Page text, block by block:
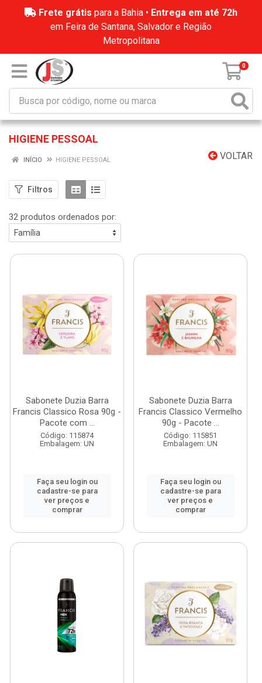
Frete grátis para a Bahia • Entrega em até 72h
em Feira de Santana, Salvador e Região
Metropolitana
0
HIGIENE PESSOAL
VOLTAR
INÍCIO HIGIENE PESSOAL
Filtros
32 produtos ordenados por:
Sabonete Duzia Barra
Francis Classico Rosa 90g -
Pacote com ...
Código: 115874
Embalagem: UN
Faça seu login ou
cadastre-se para
ver preços e
comprar
Sabonete Duzia Barra
Francis Classico Vermelho
90g - Pacote ...
Código: 115851
Embalagem: UN
Faça seu login ou
cadastre-se para
ver preços e
comprar